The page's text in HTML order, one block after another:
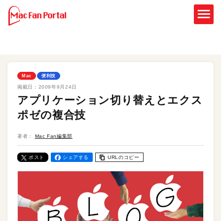
Mac 便利技
掲載日： 2009年9月24日
アプリケーション切り替えとエクス
ポゼの複合技
著者： Mac Fan編集部
ポスト シェアする URLのコピー